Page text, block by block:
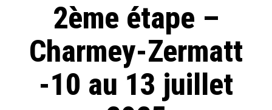
2ème étape –
Charmey-Zermatt
-10 au 13 juillet